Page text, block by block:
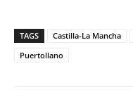
TAGS Castilla-La Mancha
Puertollano